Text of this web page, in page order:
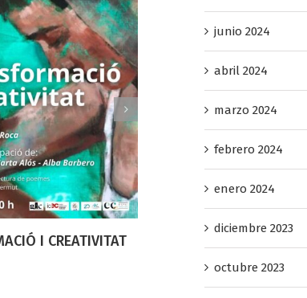
junio 2024
abril 2024
marzo 2024
febrero 2024
enero 2024
diciembre 2023
octubre 2023